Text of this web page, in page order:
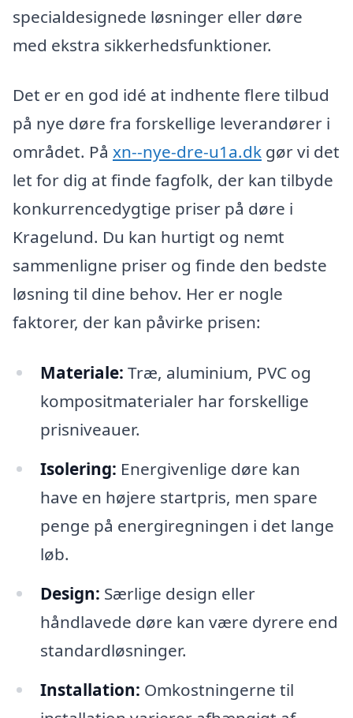
specialdesignede løsninger eller døre
med ekstra sikkerhedsfunktioner.
Det er en god idé at indhente flere tilbud
på nye døre fra forskellige leverandører i
området. På xn--nye-dre-u1a.dk gør vi det
let for dig at finde fagfolk, der kan tilbyde
konkurrencedygtige priser på døre i
Kragelund. Du kan hurtigt og nemt
sammenligne priser og finde den bedste
løsning til dine behov. Her er nogle
faktorer, der kan påvirke prisen:
Materiale: Træ, aluminium, PVC og
kompositmaterialer har forskellige
prisniveauer.
Isolering: Energivenlige døre kan
have en højere startpris, men spare
penge på energiregningen i det lange
løb.
Design: Særlige design eller
håndlavede døre kan være dyrere end
standardløsninger.
Installation: Omkostningerne til